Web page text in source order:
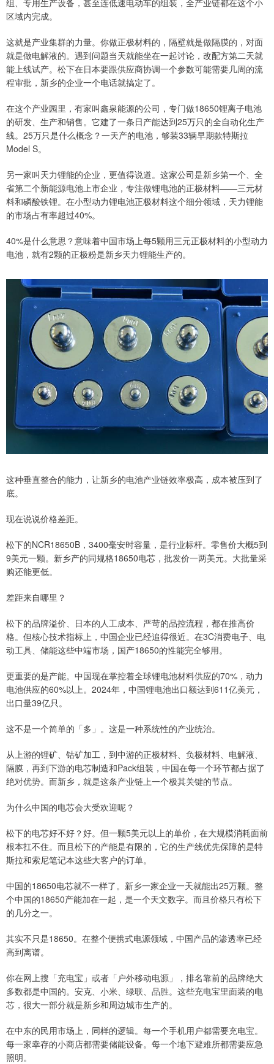
区域内完成。
这就是产业集群的力量。你做正极材料的，隔壁就是做隔膜的，对面
就是做电解液的。遇到问题当天就能坐在一起讨论，改配方第二天就
能上线试产。松下在日本要跟供应商协调一个参数可能需要几周的流
程审批，新乡的企业一个电话就搞定了。
在这个产业园里，有家叫鑫泉能源的公司，专门做18650锂离子电池
的研发、生产和销售。它建了一条日产能达到25万只的全自动化生产
线。25万只是什么概念？一天产的电池，够装33辆早期款特斯拉
Model S。
另一家叫天力锂能的企业，更值得说道。这家公司是新乡第一个、全
省第二个新能源电池上市企业，专注做锂电池的正极材料——三元材
料和磷酸铁锂。在小型动力锂电池正极材料这个细分领域，天力锂能
的市场占有率超过40%。
40%是什么意思？意味着中国市场上每5颗用三元正极材料的小型动力
电池，就有2颗的正极粉是新乡天力锂能生产的。
这种垂直整合的能力，让新乡的电池产业链效率极高，成本被压到了
底。
现在说说价格差距。
松下的NCR18650B，3400毫安时容量，是行业标杆。零售价大概5到
9美元一颗。新乡产的同规格18650电芯，批发价一两美元。大批量采
购还能更低。
差距来自哪里？
松下的品牌溢价、日本的人工成本、严苛的品控流程，都在推高价
格。但核心技术指标上，中国企业已经追得很近。在3C消费电子、电
动工具、储能这些中端市场，国产18650的性能完全够用。
更重要的是产能。中国现在掌控着全球锂电池材料供应的70%，动力
电池供应的60%以上。2024年，中国锂电池出口额达到611亿美元，
出口量39亿只。
这不是一个简单的「多」。这是一种系统性的产业统治。
从上游的锂矿、钴矿加工，到中游的正极材料、负极材料、电解液、
隔膜，再到下游的电芯制造和Pack组装，中国在每一个环节都占据了
绝对优势。而新乡，就是这条产业链上一个极其关键的节点。
为什么中国的电芯会大受欢迎呢？
松下的电芯好不好？好。但一颗5美元以上的单价，在大规模消耗面前
根本扛不住。而且松下的产能是有限的，它的生产线优先保障的是特
斯拉和索尼笔记本这些大客户的订单。
中国的18650电芯就不一样了。新乡一家企业一天就能出25万颗。整
个中国的18650产能加在一起，是一个天文数字。而且价格只有松下
的几分之一。
其实不只是18650。在整个便携式电源领域，中国产品的渗透率已经
高到离谱。
你在网上搜「充电宝」或者「户外移动电源」，排名靠前的品牌绝大
多数都是中国的。安克、小米、绿联、品胜。这些充电宝里面装的电
芯，很大一部分就是新乡和周边城市生产的。
在中东的民用市场上，同样的逻辑。每一个手机用户都需要充电宝。
每一家幸存的小商店都需要储能设备。每一个地下避难所都需要应急
照明。